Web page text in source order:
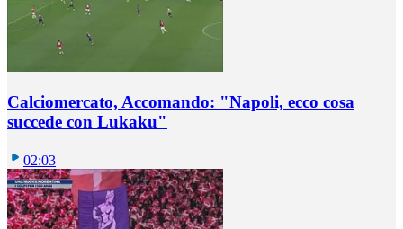
Calciomercato, Accomando: "Napoli, ecco cosa
succede con Lukaku"
02:03